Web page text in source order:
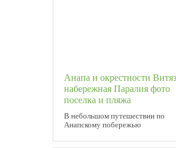
Анапа и окрестности
набережная Паралия фото
поселка и пляжа
В небольшом путешествии по
Анапскому побережью